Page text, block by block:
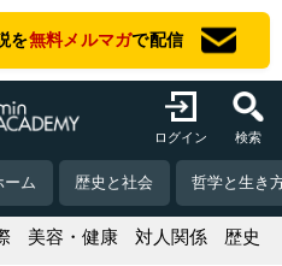
を無料メルマガで配信
ログイン 検索
ーム 歴史と社会 哲学と生き
美容・健康 対人関係 歴史